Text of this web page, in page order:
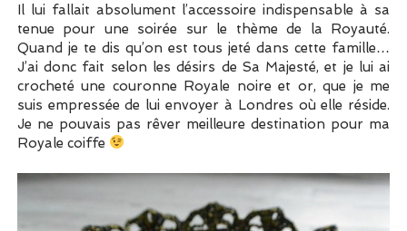
Il lui fallait absolument l’accessoire indispensable à sa
tenue pour une soirée sur le thème de la Royauté.
Quand je te dis qu’on est tous jeté dans cette famille…
J’ai donc fait selon les désirs de Sa Majesté, et je lui ai
crocheté une couronne Royale noire et or, que je me
suis empressée de lui envoyer à Londres où elle réside.
Je ne pouvais pas rêver meilleure destination pour ma
Royale coiffe